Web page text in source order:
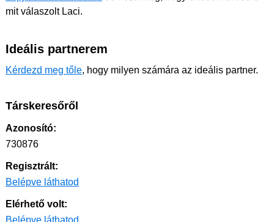
mit válaszolt Laci.
Ideális partnerem
Kérdezd meg tőle, hogy milyen számára az ideális partner.
Társkeresőről
Azonosító:
730876
Regisztrált:
Belépve láthatod
Elérhető volt:
Belépve láthatod